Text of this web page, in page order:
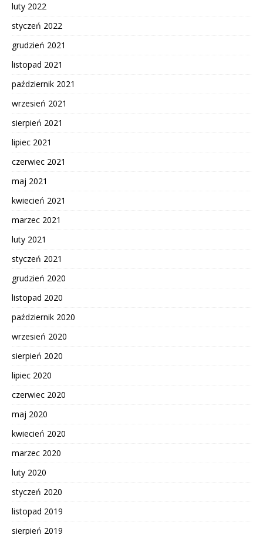
luty 2022
styczeń 2022
grudzień 2021
listopad 2021
październik 2021
wrzesień 2021
sierpień 2021
lipiec 2021
czerwiec 2021
maj 2021
kwiecień 2021
marzec 2021
luty 2021
styczeń 2021
grudzień 2020
listopad 2020
październik 2020
wrzesień 2020
sierpień 2020
lipiec 2020
czerwiec 2020
maj 2020
kwiecień 2020
marzec 2020
luty 2020
styczeń 2020
listopad 2019
sierpień 2019